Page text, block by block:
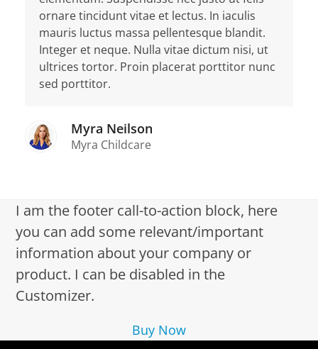
ornare tincidunt vitae et lectus. In iaculis
mauris luctus massa pellentesque blandit.
Integer et neque. Nulla vitae dictum nisi, ut
ultrices tortor. Proin placerat porttitor nunc
sed porttitor.
Myra Neilson
Myra Childcare
I am the footer call-to-action block, here
you can add some relevant/important
information about your company or
product. I can be disabled in the
Customizer.
Buy Now